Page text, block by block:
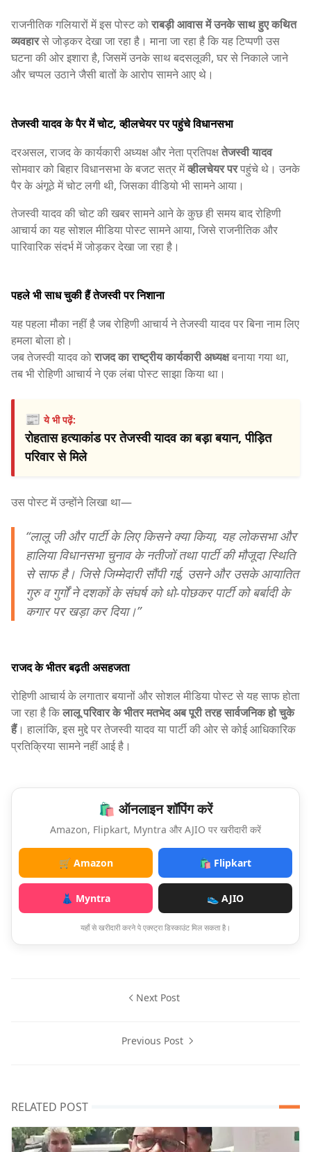
राजनीतिक गलियारों में इस पोस्ट कोराबड़ी आवास में उनके साथ हुए कथित
व्यवहारसे जोड़कर देखा जा रहा है। माना जा रहा है कि यह टिप्पणी उस
घटना की ओर इशारा है, जिसमें उनके साथ बदसलूकी, घर से निकाले जाने
और चप्पल उठाने जैसी बातों के आरोप सामने आए थे।
तेजस्वी यादव के पैर में चोट, व्हीलचेयर पर पहुंचे विधानसभा
दरअसल, राजद के कार्यकारी अध्यक्ष और नेता प्रतिपक्षतेजस्वी यादव
सोमवार को बिहार विधानसभा के बजट सत्र मेंव्हीलचेयर परपहुंचे थे। उनके
पैर के अंगूठे में चोट लगी थी, जिसका वीडियो भी सामने आया।
तेजस्वी यादव की चोट की खबर सामने आने के कुछ ही समय बाद रोहिणी
आचार्य का यह सोशल मीडिया पोस्ट सामने आया, जिसे राजनीतिक और
पारिवारिक संदर्भ में जोड़कर देखा जा रहा है।
पहले भी साध चुकी हैं तेजस्वी पर निशाना
यह पहला मौका नहीं है जब रोहिणी आचार्य ने तेजस्वी यादव पर बिना नाम लिए
हमला बोला हो।
जब तेजस्वी यादव कोराजद का राष्ट्रीय कार्यकारी अध्यक्षबनाया गया था,
तब भी रोहिणी आचार्य ने एक लंबा पोस्ट साझा किया था।
📰ये भी पढ़ें:
रोहतास हत्याकांड पर तेजस्वी यादव का बड़ा बयान, पीड़ित
परिवार से मिले
उस पोस्ट में उन्होंने लिखा था—
“लालू जी और पार्टी के लिए किसने क्या किया, यह लोकसभा और
हालिया विधानसभा चुनाव के नतीजों तथा पार्टी की मौजूदा स्थिति
से साफ है। जिसे जिम्मेदारी सौंपी गई, उसने और उसके आयातित
गुरु व गुर्गों ने दशकों के संघर्ष को धो-पोछकर पार्टी को बर्बादी के
कगार पर खड़ा कर दिया।”
राजद के भीतर बढ़ती असहजता
रोहिणी आचार्य के लगातार बयानों और सोशल मीडिया पोस्ट से यह साफ होता
जा रहा है किलालू परिवार के भीतर मतभेद अब पूरी तरह सार्वजनिक हो चुके
हैं। हालांकि, इस मुद्दे पर तेजस्वी यादव या पार्टी की ओर से कोई आधिकारिक
प्रतिक्रिया सामने नहीं आई है।
🛍️ ऑनलाइन शॉपिंग करें
Amazon, Flipkart, Myntra और AJIO पर खरीदारी करें
🛒 Amazon 🛍️ Flipkart
👗 Myntra 👟 AJIO
यहाँ से खरीदारी करने पे एक्स्ट्रा डिस्काउंट मिल सकता है।
Next Post
Previous Post
RELATED POST